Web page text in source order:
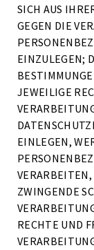
SICH AUS
GEGEN DIE
EINZULEGEN;
JEWEILIGE
EINLEGEN,
ZWINGENDE
RECHTE UND